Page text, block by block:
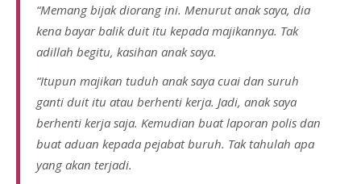
“Memang bijak diorang ini. Menurut anak saya, dia
kena bayar balik duit itu kepada majikannya. Tak
adillah begitu, kasihan anak saya.
“Itupun majikan tuduh anak saya cuai dan suruh
ganti duit itu atau berhenti kerja. Jadi, anak saya
berhenti kerja saja. Kemudian buat laporan polis dan
buat aduan kepada pejabat buruh. Tak tahulah apa
yang akan terjadi.